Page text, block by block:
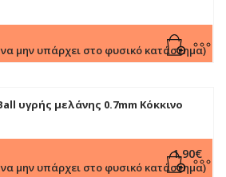
μην υπάρχει στο φυσικό κατάστημα)
υγρής μελάνης 0.7mm Κόκκινο
1.90€
μην υπάρχει στο φυσικό κατάστημα)